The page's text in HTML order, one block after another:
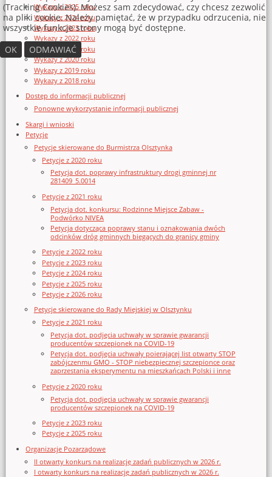
Wykazy z 2025 roku
Wykazy z 2024 roku
Wykazy z 2023 roku
Wykazy z 2022 roku
Wykazy z 2021 roku
Wykazy z 2020 roku
Wykazy z 2019 roku
Wykazy z 2018 roku
Dostęp do informacji publicznej
Ponowne wykorzystanie informacji publicznej
Skargi i wnioski
Petycje
Petycje skierowane do Burmistrza Olsztynka
Petycje z 2020 roku
Petycja dot. poprawy infrastruktury drogi gminnej nr
281409_5.0014
Petycje z 2021 roku
Petycja dot. konkursu: Rodzinne Miejsce Zabaw -
Podwórko NIVEA
Petycja dotycząca poprawy stanu i oznakowania dwóch
odcinków dróg gminnych biegących do granicy gminy
Petycje z 2022 roku
Petycje z 2023 roku
Petycje z 2024 roku
Petycje z 2025 roku
Petycje z 2026 roku
Petycje skierowane do Rady Miejskiej w Olsztynku
Petycje z 2021 roku
Petycja dot. podjęcia uchwały w sprawie gwarancji
producentów szczepionek na COVID-19
Petycja dot. podjęcia uchwały poierającej list otwarty STOP
zabójczenmu GMO - STOP niebezpiecznej szczepionce oraz
zaprzestania eksperymentu na mieszkańcach Polski i inne
Petycje z 2020 roku
Petycja dot. podjęcia uchwały w sprawie gwarancji
producentów szczepionek na COVID-19
Petycje z 2023 roku
Petycje z 2025 roku
Organizacje Pozarządowe
II otwarty konkurs na realizację zadań publicznych w 2026 r.
I otwarty konkurs na realizację zadań publicznych w 2026 r.
(Tracking Cookies). Możesz sam zdecydować, czy chcesz zezwolić
na pliki cookie. Należy pamiętać, że w przypadku odrzucenia, nie
wszystkie funkcje strony mogą być dostępne.
OK
ODMAWIAĆ